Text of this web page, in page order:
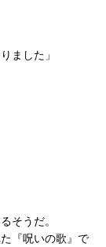
ました」
そうだ。
『呪いの歌』で